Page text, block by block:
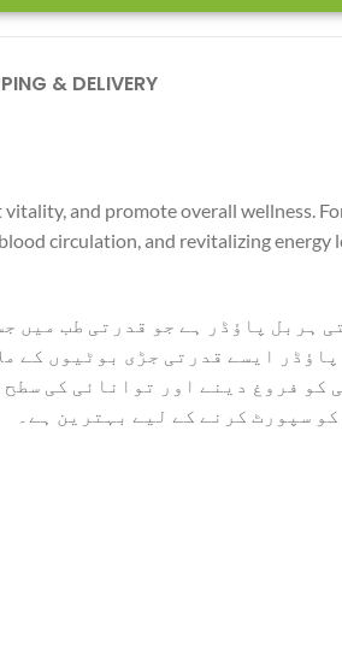
& DELIVERY
and promote overall wellness.
circulation, and revitalizing energy
ہربل پاؤڈر ہے جو قدرتی طب
ایسے قدرتی جڑی بوٹیوں کے
کو فروغ دینے اور توانائی کی
سپورٹ کرنے کے لیے بہترین ہے۔